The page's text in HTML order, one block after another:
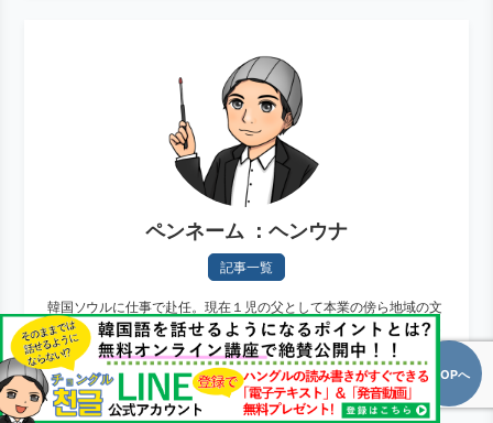
ペンネーム ：ヘンウナ
記事一覧
韓国ソウルに仕事で赴任。現在１児の父として本業の傍ら地域の文
化センター内で韓国語教室を運営。空き時間を利用して翻訳業務も
手がける。目標は最も分かりやすく役に立つ韓国語の勉強方法を発
信する事。
TOPへ